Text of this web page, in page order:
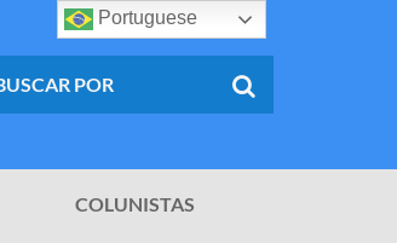
COLUNISTAS
Portuguese